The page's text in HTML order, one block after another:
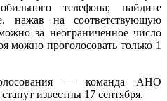
телефона; найдите
нажав на соответствующую
за неограниченное число
можно проголосовать только 1
— команда АНО
известны 17 сентября.